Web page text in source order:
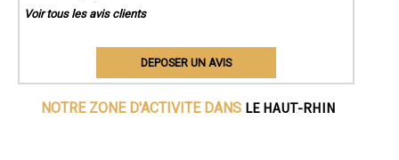
Voir tous les avis clients
DEPOSER UN AVIS
NOTRE ZONE D'ACTIVITE DANS LE HAUT-RHIN